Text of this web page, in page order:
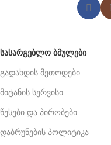
ᲡᲐᲡᲐᲠᲒᲔᲑᲚᲝ ᲑᲛᲣᲚᲔᲑᲘ
გადახდის მეთოდები
მიტანის სერვისი
წესები და პირობები
დაბრუნების პოლიტიკა